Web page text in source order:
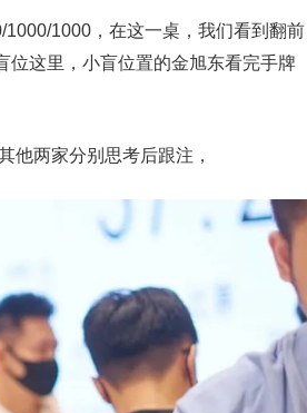
1000，在这一桌，我们看到翻前
位这里，小盲位置的金旭东看完手牌
他两家分别思考后跟注，